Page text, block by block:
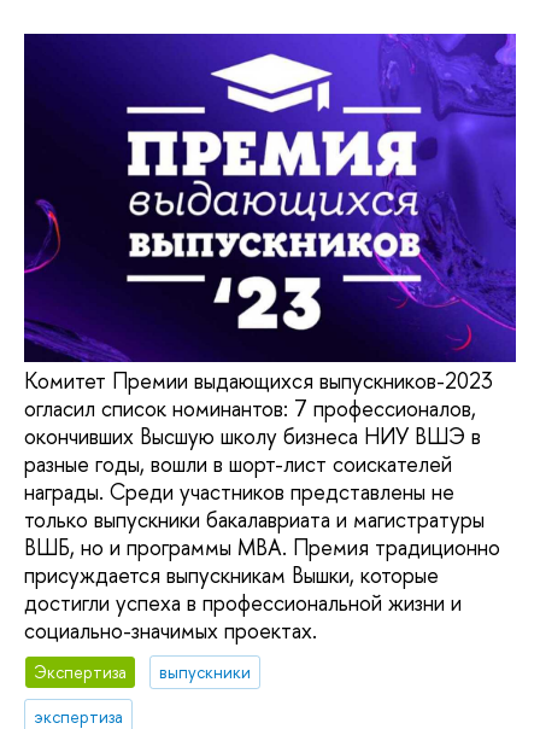
Комитет Премии выдающихся выпускников-2023
огласил список номинантов: 7 профессионалов,
окончивших Высшую школу бизнеса НИУ ВШЭ в
разные годы, вошли в шорт-лист соискателей
награды. Среди участников представлены не
только выпускники бакалавриата и магистратуры
ВШБ, но и программы МВА. Премия традиционно
присуждается выпускникам Вышки, которые
достигли успеха в профессиональной жизни и
социально-значимых проектах.
Экспертиза
выпускники
экспертиза